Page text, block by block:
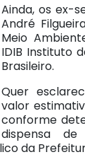
Ainda, os ex-
André
Meio
IDIB Instituto
Brasileiro.
Quer
valor
conforme
dispensa
da